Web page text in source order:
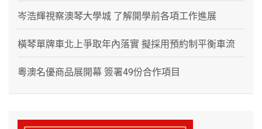
岑浩輝視察澳琴大學城 了解開學前各項工作進展
橫琴單牌車北上爭取年內落實 擬採用預約制平衡車流
粵澳名優商品展開幕 簽署49份合作項目